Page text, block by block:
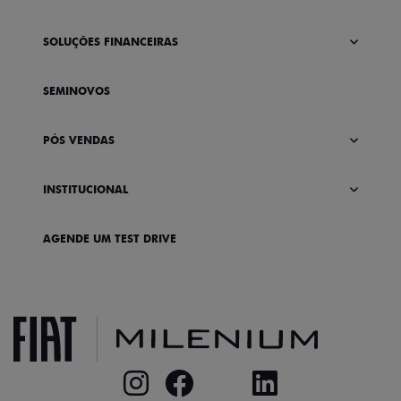
SOLUÇÕES FINANCEIRAS
SEMINOVOS
PÓS VENDAS
INSTITUCIONAL
AGENDE UM TEST DRIVE